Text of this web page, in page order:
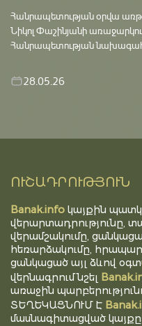
Հանրապետության օրվա
Նիկոլ Փաշինյանի
Հանրապետության նախագահ
28.05.26
ՈՒՇԱԴՐՈՒԹՅՈՒՆ
Banak.info կայքին
վերարտադրությունը,
վերամշակումը,
հեռարձակումը,
ցանկացած այլ ձևով
վերնագրում նշել
առաջին
ՏԵՂԵԿԱՑՆՈՒՄ Է
մասնագիտացված